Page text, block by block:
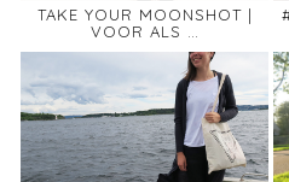
TAKE YOUR MOONSHOT |
VOOR ALS …